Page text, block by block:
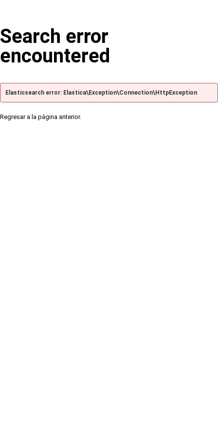
Search error
encountered
Elasticsearch error: Elastica\Exception\Connection\HttpException
Regresar a la página anterior.